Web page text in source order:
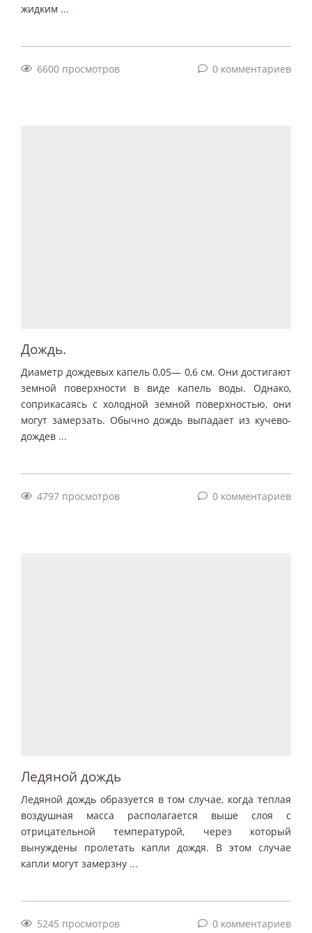
жидким ...
6600 просмотров 0 комментариев
Дождь.
Диаметр дождевых капель 0,05— 0,6 см. Они достигают
земной поверхности в виде капель воды. Однако,
соприкасаясь с холодной земной поверхностью, они
могут замерзать. Обычно дождь выпадает из кучево-
дождев ...
4797 просмотров 0 комментариев
Ледяной дождь
Ледяной дождь образуется в том случае, когда теплая
воздушная масса располагается выше слоя с
отрицательной температурой, через который
вынуждены пролетать капли дождя. В этом случае
капли могут замерзну ...
5245 просмотров 0 комментариев